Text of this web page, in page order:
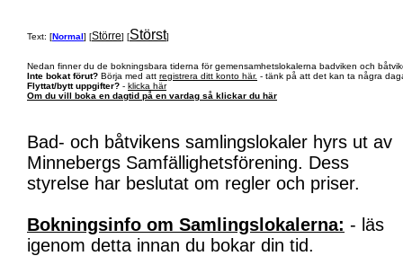
Text: [Normal] [Större] [Störst]
Nedan finner du de bokningsbara tiderna för gemensamhetslokalerna badviken och
Inte bokat förut? Börja med att registrera ditt konto här. - tänk på att det kan ta några
Flyttat/bytt uppgifter? - klicka här
Om du vill boka en dagtid på en vardag så klickar du här
Bad- och båtvikens samlingslokaler hyrs ut av
Minnebergs Samfällighetsförening. Dess
styrelse har beslutat om regler och priser.
Bokningsinfo om Samlingslokalerna: - läs
igenom detta innan du bokar din tid.